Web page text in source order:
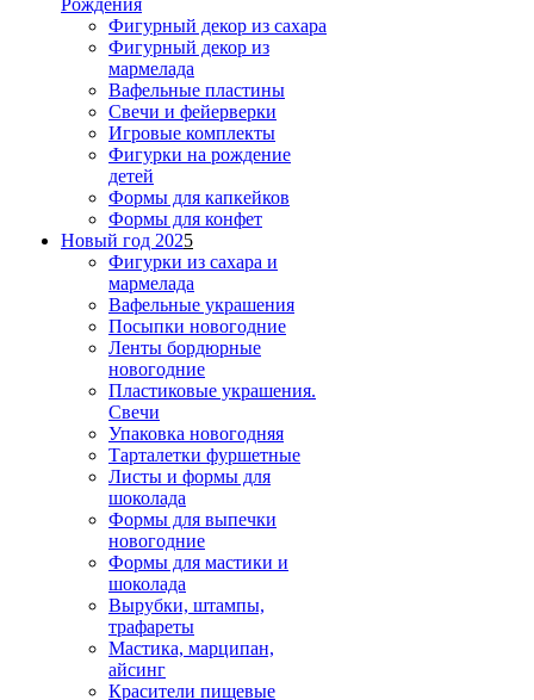
Фигурный декор из сахара
Фигурный декор из
мармелада
Вафельные пластины
Свечи и фейерверки
Игровые комплекты
Фигурки на рождение
детей
Формы для капкейков
Формы для конфет
Новый год 2025
Фигурки из сахара и
мармелада
Вафельные украшения
Посыпки новогодние
Ленты бордюрные
новогодние
Пластиковые украшения.
Свечи
Упаковка новогодняя
Тарталетки фуршетные
Листы и формы для
шоколада
Формы для выпечки
новогодние
Формы для мастики и
шоколада
Вырубки, штампы,
трафареты
Мастика, марципан,
айсинг
Красители пищевые